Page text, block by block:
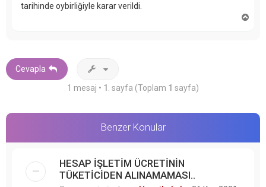
tarihinde oybirliğiyle karar verildi.
Cevapla
1 mesaj • 1 . sayfa (Toplam 1 sayfa)
Benzer Konular
HESAP İŞLETİM ÜCRETİNİN
TÜKETİCİDEN ALINAMAMASI..